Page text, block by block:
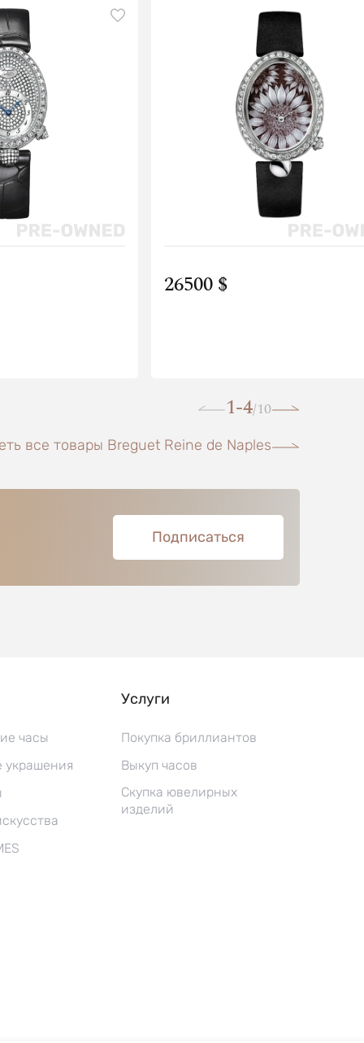
26500 $
1-4/10
все товары Breguet Reine de Naples
Подписаться
часы
Услуги
Покупка бриллиантов
Выкуп часов
Скупка ювелирных
изделий